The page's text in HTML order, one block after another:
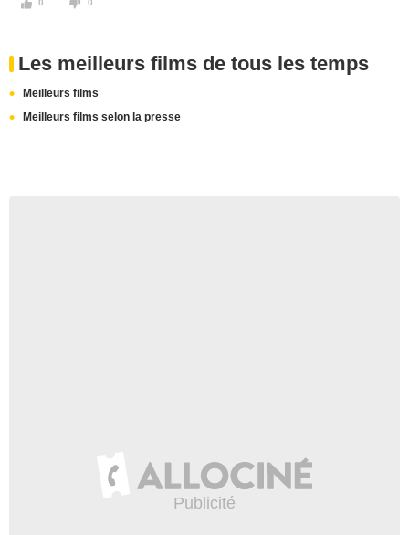
0 0
Les meilleurs films de tous les temps
Meilleurs films
Meilleurs films selon la presse